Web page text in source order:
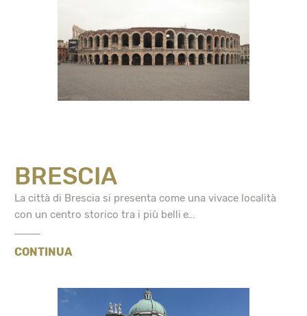
BRESCIA
La città di Brescia si presenta come una vivace località
con un centro storico tra i più belli e...
CONTINUA